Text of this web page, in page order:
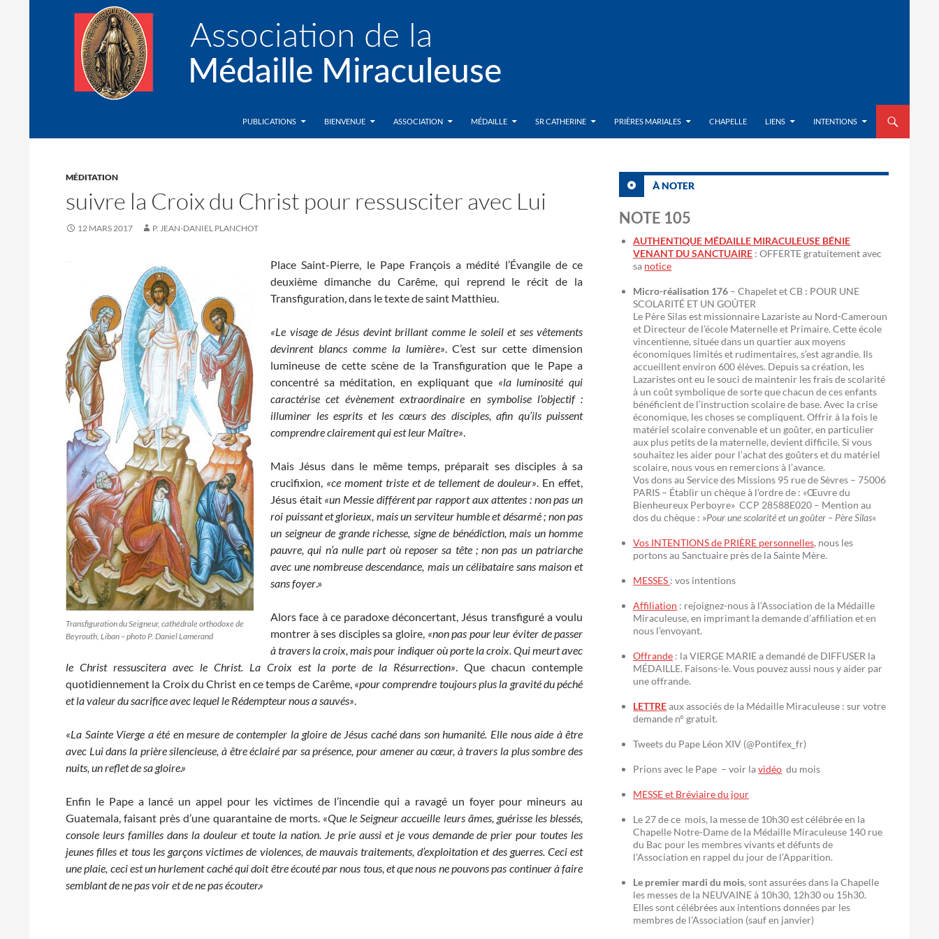
Association de la Médaille MiraculeusePUBLICATIONS
BIENVENUE ASSOCIATION MÉDAILLE SR CATHERINE PRIÈRES MARIALES CHAPELLE LIENS INTENTIONS
MÉDITATION
suivre la Croix du Christ pour ressusciter avec Lui
12 MARS 2017 P. JEAN-DANIEL PLANCHOT
Transfiguration du Seigneur, cathédrale orthodoxe de
Beyrouth, Liban – photo P. Daniel Lamerand
Place Saint-Pierre, le Pape François a médité l’Évangile de ce
deuxième dimanche du Carême, qui reprend le récit de la
Transfiguration, dans le texte de saint Matthieu.
«Le visage de Jésus devint brillant comme le soleil et ses vêtements
devinrent blancs comme la lumière». C’est sur cette dimension
lumineuse de cette scène de la Transfiguration que le Pape a
concentré sa méditation, en expliquant que «la luminosité qui
caractérise cet évènement extraordinaire en symbolise l’objectif :
illuminer les esprits et les cœurs des disciples, afin qu’ils puissent
comprendre clairement qui est leur Maître».
Mais Jésus dans le même temps, préparait ses disciples à sa
crucifixion, «ce moment triste et de tellement de douleur». En effet,
Jésus était «un Messie différent par rapport aux attentes : non pas un
roi puissant et glorieux, mais un serviteur humble et désarmé ; non pas
un seigneur de grande richesse, signe de bénédiction, mais un homme
pauvre, qui n’a nulle part où reposer sa tête ; non pas un patriarche
avec une nombreuse descendance, mais un célibataire sans maison et
sans foyer.»
Alors face à ce paradoxe déconcertant, Jésus transfiguré a voulu
montrer à ses disciples sa gloire, «non pas pour leur éviter de passer
à travers la croix, mais pour indiquer où porte la croix. Qui meurt avec
le Christ ressuscitera avec le Christ. La Croix est la porte de la Résurrection». Que chacun contemple
quotidiennement la Croix du Christ en ce temps de Carême,«pour comprendre toujours plus la gravité du péché
et la valeur du sacrifice avec lequel le Rédempteur nous a sauvés».
«La Sainte Vierge a été en mesure de contempler la gloire de Jésus caché dans son humanité. Elle nous aide à être
avec Lui dans la prière silencieuse, à être éclairé par sa présence, pour amener au cœur, à travers la plus sombre des
nuits, un reflet de sa gloire.»
Enfin le Pape a lancé un appel pour les victimes de l’incendie qui a ravagé un foyer pour mineurs au
Guatemala, faisant près d’une quarantaine de morts. «Que le Seigneur accueille leurs âmes, guérisse les blessés,
console leurs familles dans la douleur et toute la nation. Je prie aussi et je vous demande de prier pour toutes les
jeunes filles et tous les garçons victimes de violences, de mauvais traitements, d’exploitation et des guerres. Ceci est
une plaie, ceci est un hurlement caché qui doit être écouté par nous tous, et que nous ne pouvons pas continuer à faire
semblant de ne pas voir et de ne pas écouter.»
À NOTER
NOTE 105
AUTHENTIQUE MÉDAILLE MIRACULEUSE BÉNIE
VENANT DU SANCTUAIRE : OFFERTE gratuitement avec
sa notice
Micro-réalisation 176 – Chapelet et CB : POUR UNE
SCOLARITÉ ET UN GOÛTER
Le Père Silas est missionnaire Lazariste au Nord-Cameroun
et Directeur de l’école Maternelle et Primaire. Cette école
vincentienne, située dans un quartier aux moyens
économiques limités et rudimentaires, s’est agrandie. Ils
accueillent environ 600 élèves. Depuis sa création, les
Lazaristes ont eu le souci de maintenir les frais de scolarité
à un coût symbolique de sorte que chacun de ces enfants
bénéficient de l’instruction scolaire de base. Avec la crise
économique, les choses se compliquent. Offrir à la fois le
matériel scolaire convenable et un goûter, en particulier
aux plus petits de la maternelle, devient difficile. Si vous
souhaitez les aider pour l’achat des goûters et du matériel
scolaire, nous vous en remercions à l’avance.
Vos dons au Service des Missions 95 rue de Sèvres – 75006
PARIS – Établir un chèque à l’ordre de : «Œuvre du
Bienheureux Perboyre» CCP 28588E020 – Mention au
dos du chèque : »Pour une scolarité et un goûter – Père Silas«
Vos INTENTIONS de PRIÈRE personnelles, nous les
portons au Sanctuaire près de la Sainte Mère.
MESSES : vos intentions
Affiliation : rejoignez-nous à l’Association de la Médaille
Miraculeuse, en imprimant la demande d’affiliation et en
nous l’envoyant.
Offrande : la VIERGE MARIE a demandé de DIFFUSER la
MÉDAILLE. Faisons-le. Vous pouvez aussi nous y aider par
une offrande.
LETTREaux associés de la Médaille Miraculeuse : sur votre
demande n° gratuit.
Tweets du Pape Léon XIV (@Pontifex_fr)
Prions avec le Pape – voir lavidéo du mois
MESSE et Bréviaire du jour
Le 27 de ce mois, la messe de 10h30 est célébrée en la
Chapelle Notre-Dame de la Médaille Miraculeuse 140 rue
du Bac pour les membres vivants et défunts de
l’Association en rappel du jour de l’Apparition.
Le premier mardi du mois, sont assurées dans la Chapelle
les messes de la NEUVAINE à 10h30, 12h30 ou 15h30.
Elles sont célébrées aux intentions données par les
membres de l’Association (sauf en janvier)